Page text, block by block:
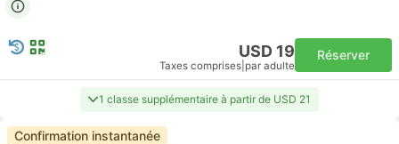
USD 19
Taxes comprises par adulte
Réserver
1 classe supplémentaire à partir de USD 21
Confirmation instantanée